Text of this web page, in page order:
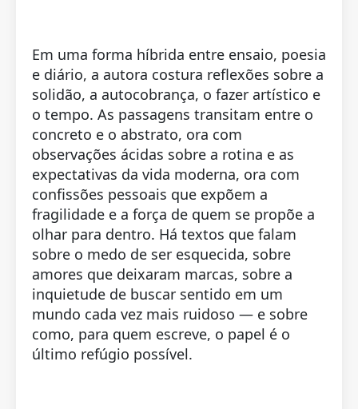
Em uma forma híbrida entre ensaio, poesia
e diário, a autora costura reflexões sobre a
solidão, a autocobrança, o fazer artístico e
o tempo. As passagens transitam entre o
concreto e o abstrato, ora com
observações ácidas sobre a rotina e as
expectativas da vida moderna, ora com
confissões pessoais que expõem a
fragilidade e a força de quem se propõe a
olhar para dentro. Há textos que falam
sobre o medo de ser esquecida, sobre
amores que deixaram marcas, sobre a
inquietude de buscar sentido em um
mundo cada vez mais ruidoso — e sobre
como, para quem escreve, o papel é o
último refúgio possível.